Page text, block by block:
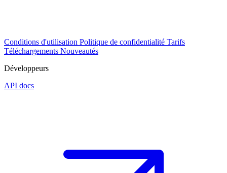
Conditions d'utilisation Politique de confidentialité Tarifs
Téléchargements Nouveautés
Développeurs
API docs